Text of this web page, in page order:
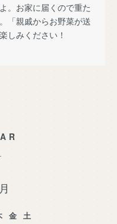
。お家に届くので重た
「親戚からお野菜が送
しみください！
金
土